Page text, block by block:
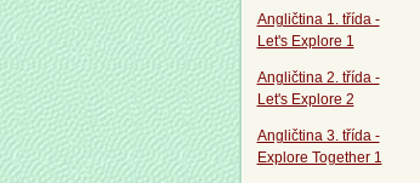
Angličtina 1. třída -
Let's Explore 1
Angličtina 2. třída -
Let's Explore 2
Angličtina 3. třída -
Explore Together 1